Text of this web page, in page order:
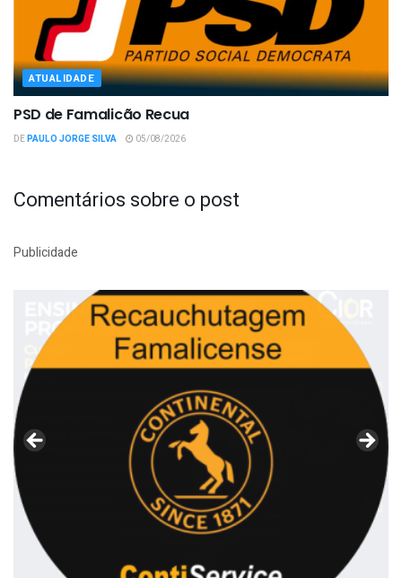
ATUALIDADE
PSD de Famalicão Recua
DEPAULO JORGE SILVA 05/08/2026
Comentários sobre o post
Publicidade